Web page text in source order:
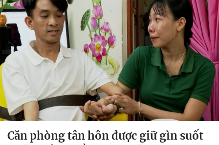
Căn phòng tân hôn được giữ gìn suốt